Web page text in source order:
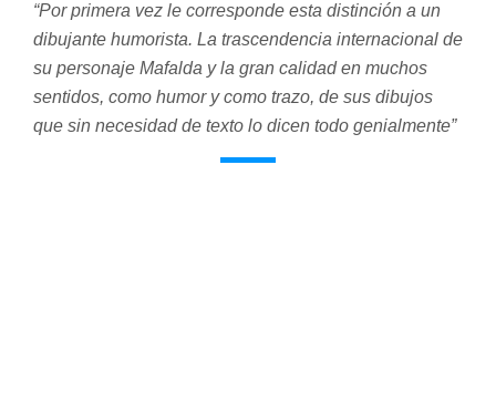
“Por primera vez le corresponde esta distinción a un
dibujante humorista. La trascendencia internacional de
su personaje Mafalda y la gran calidad en muchos
sentidos, como humor y como trazo, de sus dibujos
que sin necesidad de texto lo dicen todo genialmente”